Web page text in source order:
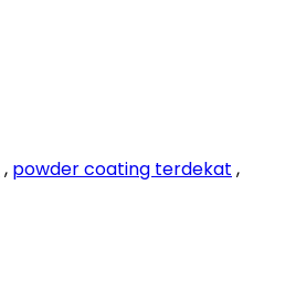
, powder coating terdekat ,